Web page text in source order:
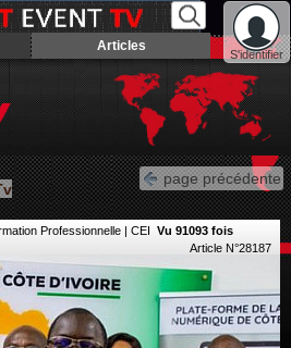
S'identifier
Articles
page précédente
Professionnelle | CEI Vu 91093 fois
Article N°28187